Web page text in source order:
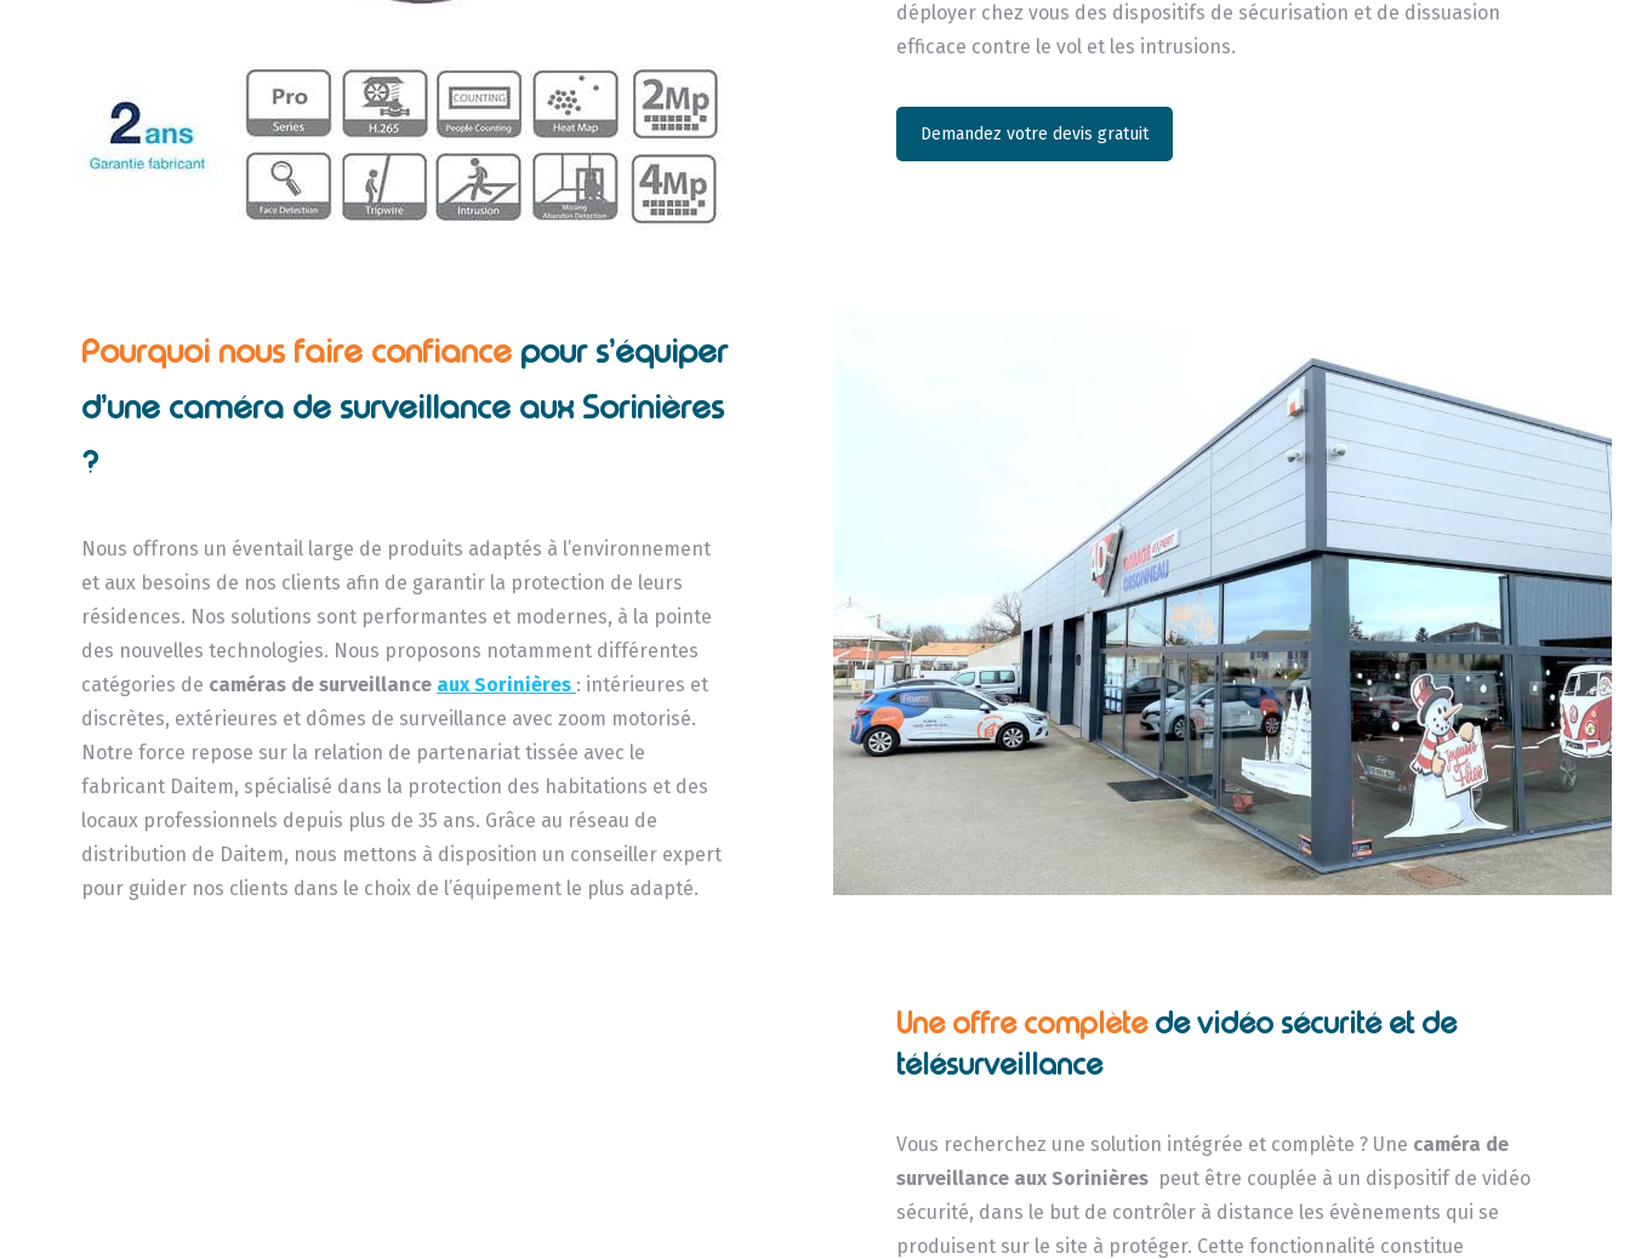
déployer chez vous des dispositifs de sécurisation et de dissuasion
efficace contre le vol et les intrusions.
Demandez votre devis gratuit
Pourquoi nous faire confiance pour s’équiper
d’une caméra de surveillance aux Sorinières
?
Nous offrons un éventail large de produits adaptés à l’environnement
et aux besoins de nos clients afin de garantir la protection de leurs
résidences. Nos solutions sont performantes et modernes, à la pointe
des nouvelles technologies. Nous proposons notamment différentes
catégories de caméras de surveillance aux Sorinières : intérieures et
discrètes, extérieures et dômes de surveillance avec zoom motorisé.
Notre force repose sur la relation de partenariat tissée avec le
fabricant Daitem, spécialisé dans la protection des habitations et des
locaux professionnels depuis plus de 35 ans. Grâce au réseau de
distribution de Daitem, nous mettons à disposition un conseiller expert
pour guider nos clients dans le choix de l’équipement le plus adapté.
Une offre complète de vidéo sécurité et de
télésurveillance
Vous recherchez une solution intégrée et complète ? Une caméra de
surveillance aux Sorinières peut être couplée à un dispositif de vidéo
sécurité, dans le but de contrôler à distance les évènements qui se
produisent sur le site à protéger. Cette fonctionnalité constitue